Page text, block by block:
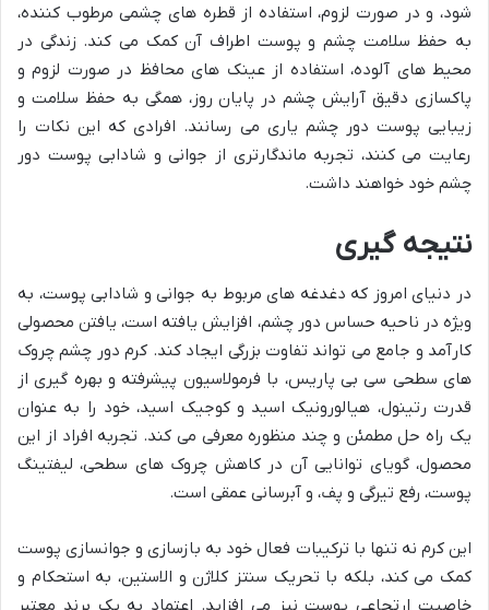
شود، و در صورت لزوم، استفاده از قطره های چشمی مرطوب کننده،
به حفظ سلامت چشم و پوست اطراف آن کمک می کند. زندگی در
محیط های آلوده، استفاده از عینک های محافظ در صورت لزوم و
پاکسازی دقیق آرایش چشم در پایان روز، همگی به حفظ سلامت و
زیبایی پوست دور چشم یاری می رسانند. افرادی که این نکات را
رعایت می کنند، تجربه ماندگارتری از جوانی و شادابی پوست دور
چشم خود خواهند داشت.
نتیجه گیری
در دنیای امروز که دغدغه های مربوط به جوانی و شادابی پوست، به
ویژه در ناحیه حساس دور چشم، افزایش یافته است، یافتن محصولی
کارآمد و جامع می تواند تفاوت بزرگی ایجاد کند. کرم دور چشم چروک
های سطحی سی بی پاریس، با فرمولاسیون پیشرفته و بهره گیری از
قدرت رتینول، هیالورونیک اسید و کوجیک اسید، خود را به عنوان
یک راه حل مطمئن و چند منظوره معرفی می کند. تجربه افراد از این
محصول، گویای توانایی آن در کاهش چروک های سطحی، لیفتینگ
پوست، رفع تیرگی و پف، و آبرسانی عمقی است.
این کرم نه تنها با ترکیبات فعال خود به بازسازی و جوانسازی پوست
کمک می کند، بلکه با تحریک سنتز کلاژن و الاستین، به استحکام و